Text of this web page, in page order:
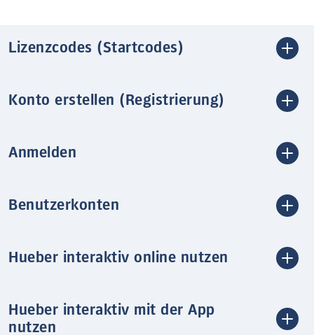
Lizenzcodes (Startcodes)
Konto erstellen (Registrierung)
Anmelden
Benutzerkonten
Hueber interaktiv online nutzen
Hueber interaktiv mit der App
nutzen